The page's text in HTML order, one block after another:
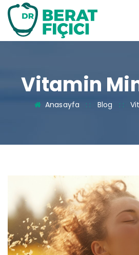
Vitamin
Anasayfa : : Blog : :